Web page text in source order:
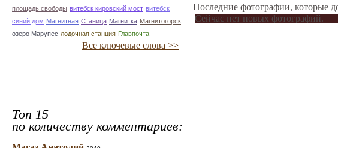
площадь свободы витебск кировский мост витебск
синий дом Магнитная Станица Магнитка Магнитогорск
озеро Марупес лодочная станция Главпочта
Все ключевые слова >>
Топ 15
по количеству комментариев:
Последние фотографии, которые
Сейчас нет новых фотографий.